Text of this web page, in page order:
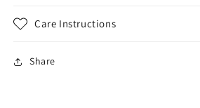
Care Instructions
Share